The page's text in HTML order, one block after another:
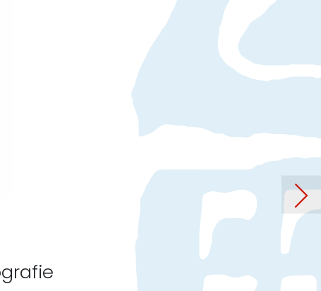
– bei Jazz in allen Gassen